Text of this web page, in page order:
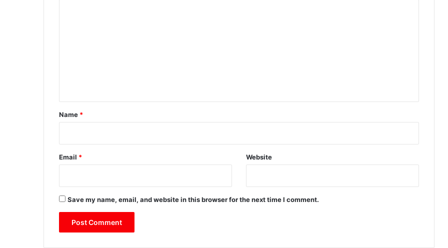
*
Name *
Email * Website
Save my name, email, and website in this browser for the next time I comment.